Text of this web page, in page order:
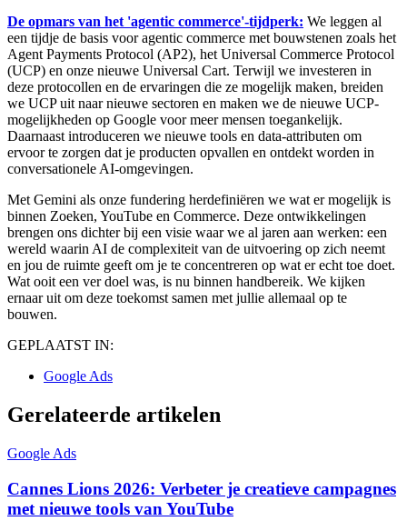
De opmars van het 'agentic commerce'-tijdperk: We leggen al
een tijdje de basis voor agentic commerce met bouwstenen zoals het
Agent Payments Protocol (AP2), het Universal Commerce Protocol
(UCP) en onze nieuwe Universal Cart. Terwijl we investeren in
deze protocollen en de ervaringen die ze mogelijk maken, breiden
we UCP uit naar nieuwe sectoren en maken we de nieuwe UCP-
mogelijkheden op Google voor meer mensen toegankelijk.
Daarnaast introduceren we nieuwe tools en data-attributen om
ervoor te zorgen dat je producten opvallen en ontdekt worden in
conversationele AI-omgevingen.
Met Gemini als onze fundering herdefiniëren we wat er mogelijk is
binnen Zoeken, YouTube en Commerce. Deze ontwikkelingen
brengen ons dichter bij een visie waar we al jaren aan werken: een
wereld waarin AI de complexiteit van de uitvoering op zich neemt
en jou de ruimte geeft om je te concentreren op wat er echt toe doet.
Wat ooit een ver doel was, is nu binnen handbereik. We kijken
ernaar uit om deze toekomst samen met jullie allemaal op te
bouwen.
GEPLAATST IN:
Google Ads
Gerelateerde artikelen
Google Ads
Cannes Lions 2026: Verbeter je creatieve campagnes
met nieuwe tools van YouTube